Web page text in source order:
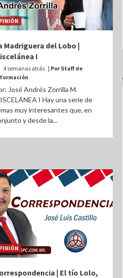
Madriguera del Lobo |
I
4 semanas atrás | Por Staff de
José Andrés Zorrilla M.
I Hay una serie de
muy interesantes que, en
y desde la...
| El tío Lolo,